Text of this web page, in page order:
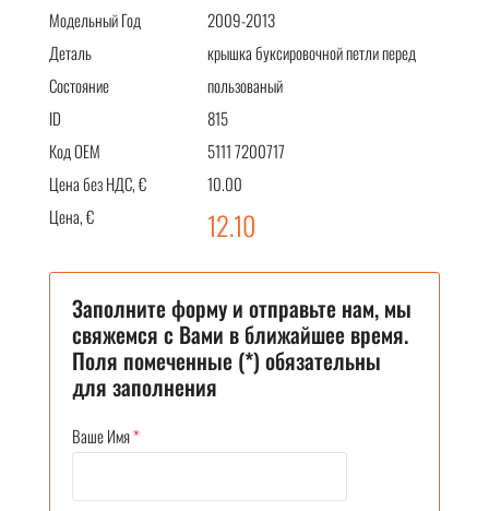
Модельный Год
2009-2013
Деталь
крышка буксировочной петли перед
Состояние
пользованый
ID
815
Код OEM
5111 7200717
Цена без НДС, €
10.00
Цена, €
12.10
Заполните форму и отправьте нам, мы
свяжемся с Вами в ближайшее время.
Поля помеченные (*) обязательны
для заполнения
Ваше Имя*